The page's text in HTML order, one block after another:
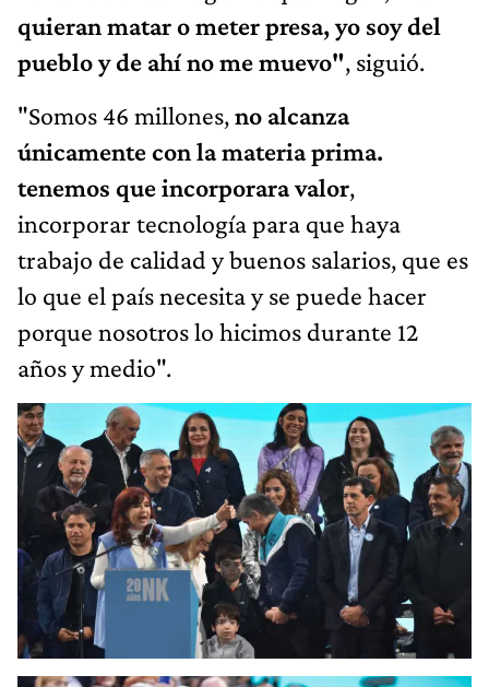
quieran matar o meter presa, yo soy del
pueblo y de ahí no me muevo", siguió.
"Somos 46 millones,no alcanza
únicamente con la materia prima.
tenemos que incorporara valor,
incorporar tecnología para que haya
trabajo de calidad y buenos salarios, que es
lo que el país necesita y se puede hacer
porque nosotros lo hicimos durante 12
años y medio".